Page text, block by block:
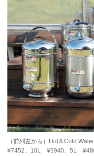
（前列左から）Hot＆Cold
¥7452、10L ¥5940、5L